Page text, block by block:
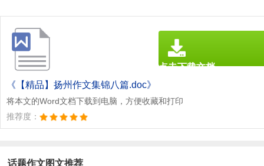
《【精品】扬州作文集锦八篇.doc》
将本文的Word文档下载到电脑，方便收藏和打印
推荐度：
点击下载文档
话题作文图文推荐